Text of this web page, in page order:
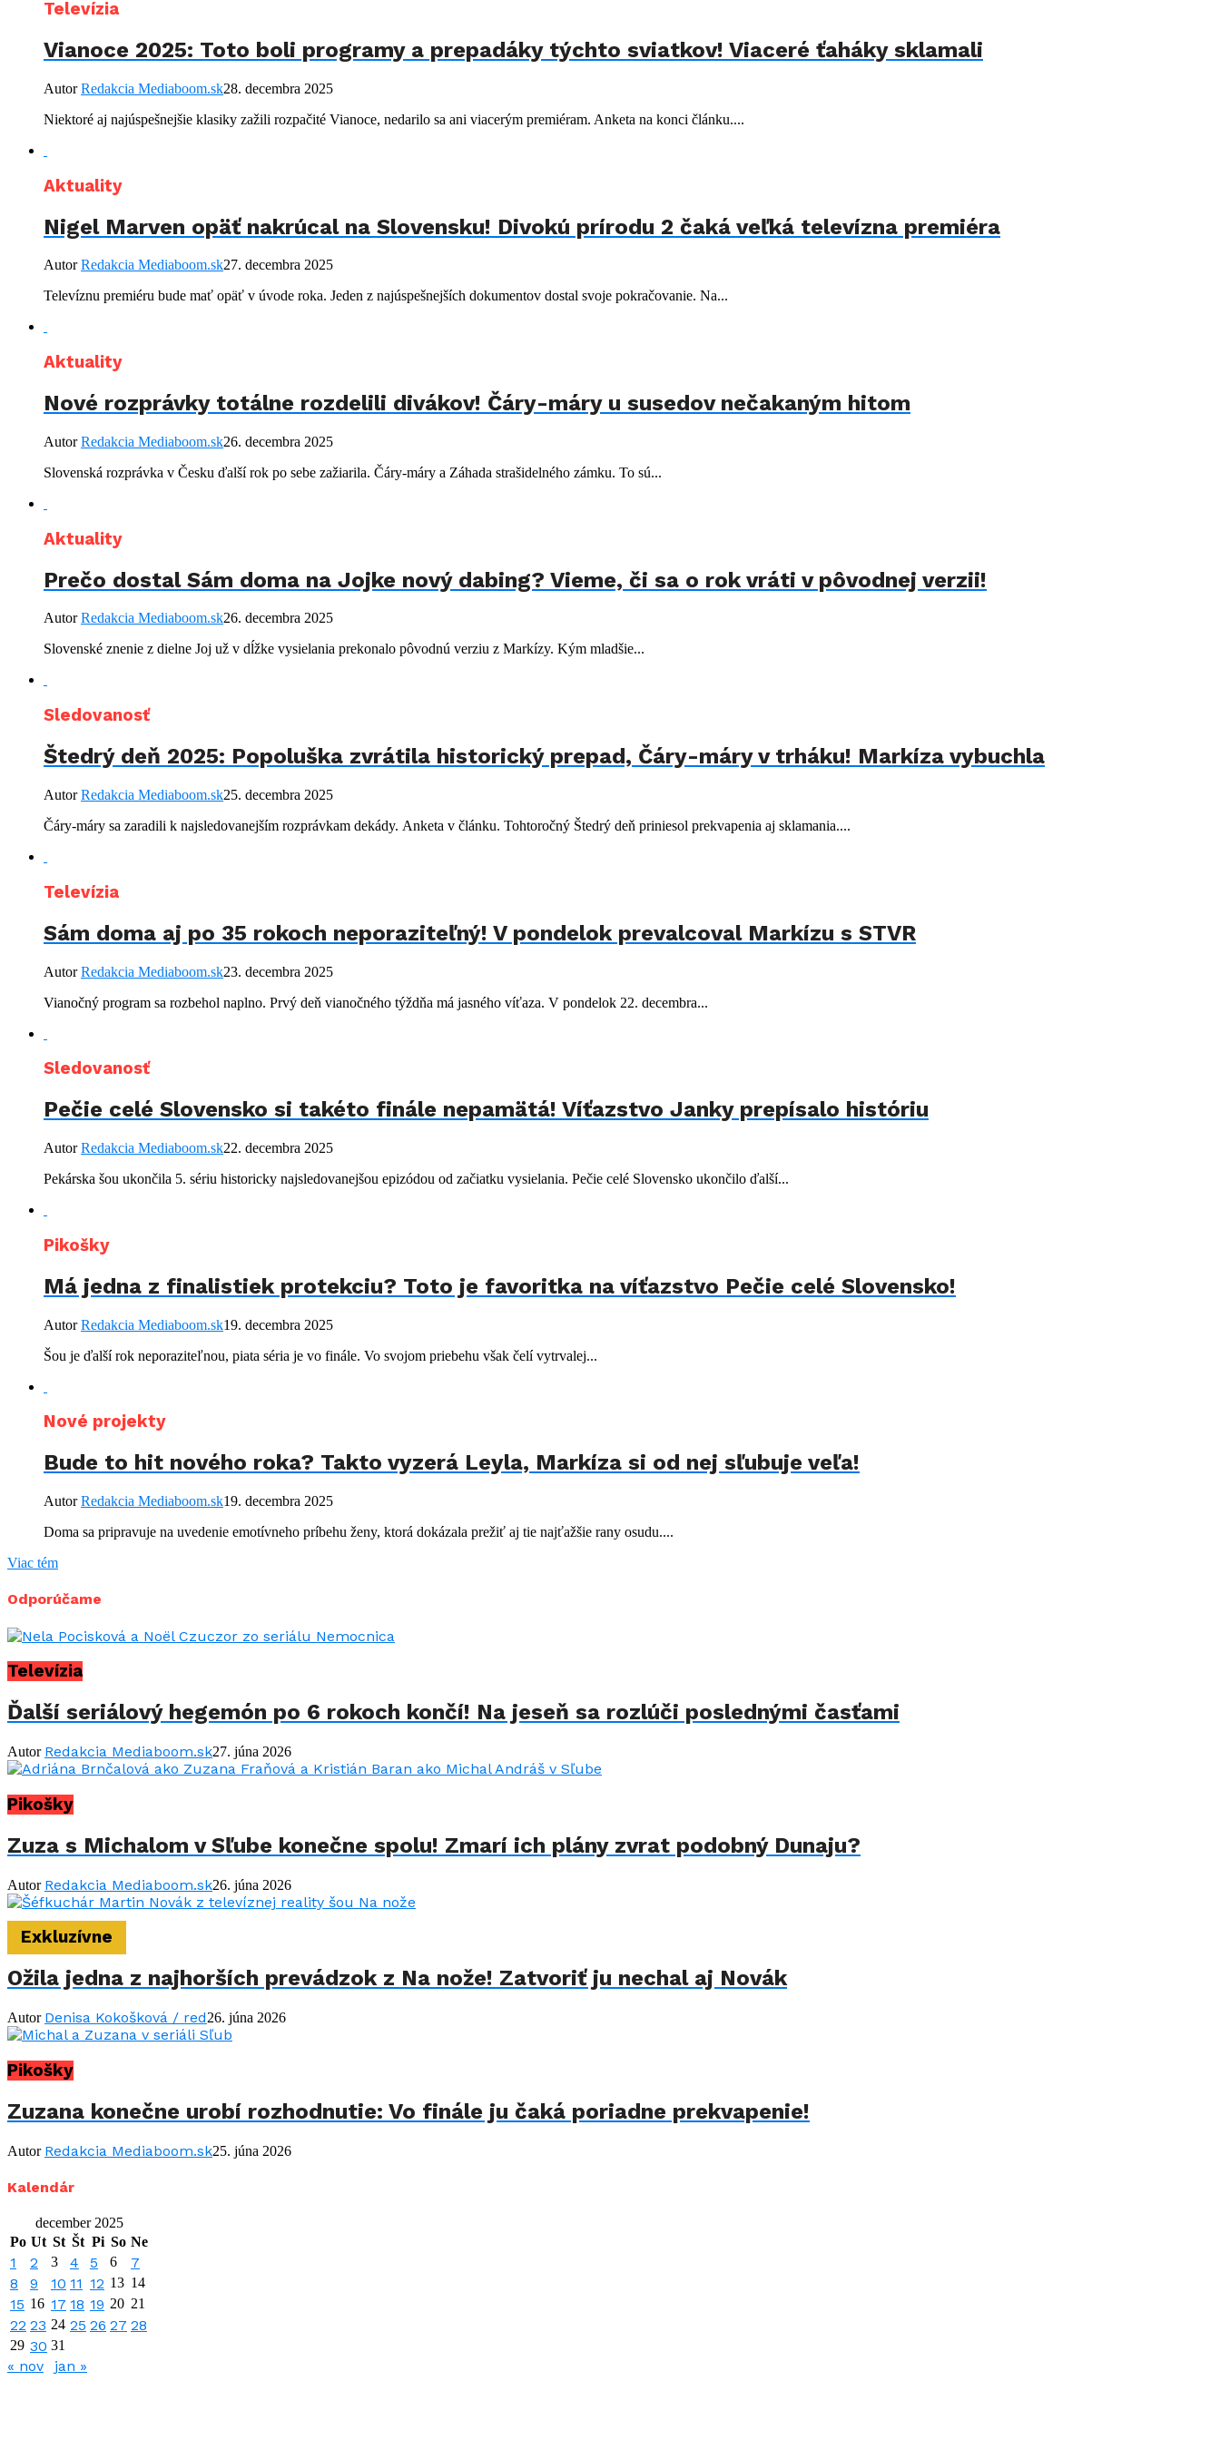
Televízia
Vianoce 2025: Toto boli programy a prepadáky týchto sviatkov! Viaceré ťaháky sklamali
AutorRedakcia Mediaboom.sk28. decembra 2025
Niektoré aj najúspešnejšie klasiky zažili rozpačité Vianoce, nedarilo sa ani viacerým premiéram. Anketa na konci článku....
Aktuality
Nigel Marven opäť nakrúcal na Slovensku! Divokú prírodu 2 čaká veľká televízna premiéra
AutorRedakcia Mediaboom.sk27. decembra 2025
Televíznu premiéru bude mať opäť v úvode roka. Jeden z najúspešnejších dokumentov dostal svoje pokračovanie. Na...
Aktuality
Nové rozprávky totálne rozdelili divákov! Čáry-máry u susedov nečakaným hitom
AutorRedakcia Mediaboom.sk26. decembra 2025
Slovenská rozprávka v Česku ďalší rok po sebe zažiarila. Čáry-máry a Záhada strašidelného zámku. To sú...
Aktuality
Prečo dostal Sám doma na Jojke nový dabing? Vieme, či sa o rok vráti v pôvodnej verzii!
AutorRedakcia Mediaboom.sk26. decembra 2025
Slovenské znenie z dielne Joj už v dĺžke vysielania prekonalo pôvodnú verziu z Markízy. Kým mladšie...
Sledovanosť
Štedrý deň 2025: Popoluška zvrátila historický prepad, Čáry-máry v trháku! Markíza vybuchla
AutorRedakcia Mediaboom.sk25. decembra 2025
Čáry-máry sa zaradili k najsledovanejším rozprávkam dekády. Anketa v článku. Tohtoročný Štedrý deň priniesol prekvapenia aj sklamania....
Televízia
Sám doma aj po 35 rokoch neporaziteľný! V pondelok prevalcoval Markízu s STVR
AutorRedakcia Mediaboom.sk23. decembra 2025
Vianočný program sa rozbehol naplno. Prvý deň vianočného týždňa má jasného víťaza. V pondelok 22. decembra...
Sledovanosť
Pečie celé Slovensko si takéto finále nepamätá! Víťazstvo Janky prepísalo históriu
AutorRedakcia Mediaboom.sk22. decembra 2025
Pekárska šou ukončila 5. sériu historicky najsledovanejšou epizódou od začiatku vysielania. Pečie celé Slovensko ukončilo ďalší...
Pikošky
Má jedna z finalistiek protekciu? Toto je favoritka na víťazstvo Pečie celé Slovensko!
AutorRedakcia Mediaboom.sk19. decembra 2025
Šou je ďalší rok neporaziteľnou, piata séria je vo finále. Vo svojom priebehu však čelí vytrvalej...
Nové projekty
Bude to hit nového roka? Takto vyzerá Leyla, Markíza si od nej sľubuje veľa!
AutorRedakcia Mediaboom.sk19. decembra 2025
Doma sa pripravuje na uvedenie emotívneho príbehu ženy, ktorá dokázala prežiť aj tie najťažšie rany osudu....
Viac tém
Odporúčame
Televízia
Ďalší seriálový hegemón po 6 rokoch končí! Na jeseň sa rozlúči poslednými časťami
Autor Redakcia Mediaboom.sk27. júna 2026
Pikošky
Zuza s Michalom v Sľube konečne spolu! Zmarí ich plány zvrat podobný Dunaju?
Autor Redakcia Mediaboom.sk26. júna 2026
Exkluzívne
Ožila jedna z najhorších prevádzok z Na nože! Zatvoriť ju nechal aj Novák
Autor Denisa Kokošková / red26. júna 2026
Pikošky
Zuzana konečne urobí rozhodnutie: Vo finále ju čaká poriadne prekvapenie!
Autor Redakcia Mediaboom.sk25. júna 2026
Kalendár
december 2025
Po Ut St Št Pi So Ne
1 2 3 4 5 6
7
8
9 10 11 12 13 14
15 16 17 18 19 20 21
22 23 24 25 26 27 28
29 30 31
« nov jan »